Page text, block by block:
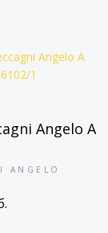
Angelo A
ANGELO